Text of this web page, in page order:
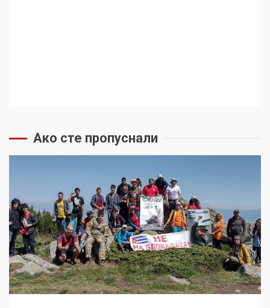
Ако сте пропуснали